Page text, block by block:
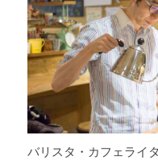
バリスタ・カフェライ